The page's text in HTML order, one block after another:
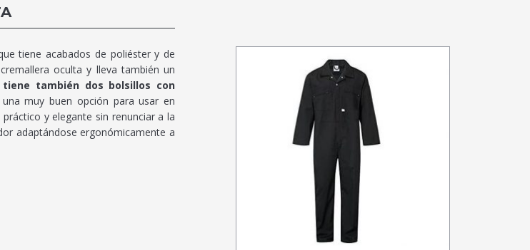
tiene acabados de poliéster y de
oculta y lleva también un
también dos bolsillos con
muy buen opción para usar en
y elegante sin renunciar a la
adaptándose ergonómicamente a